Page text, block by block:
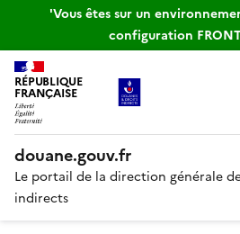
'Vous êtes sur un
configuration
RÉPUBLIQUE
FRANÇAISE
douane.gouv.fr
Le portail de la direction générale
indirects